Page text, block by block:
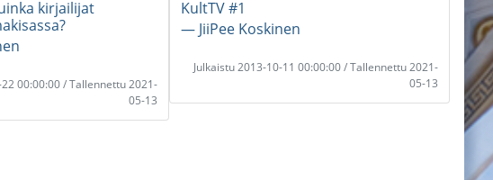
kirjailijat
00:00:00 / Tallennettu 2021-
05-13
KultTV #1
― JiiPee Koskinen
Julkaistu 2013-10-11 00:00:00 / Tallennettu 2021-
05-13